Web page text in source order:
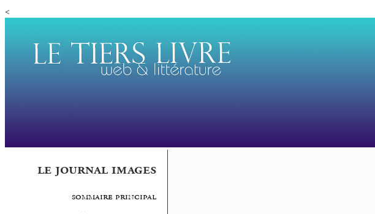
<
le journal images
sommaire principal